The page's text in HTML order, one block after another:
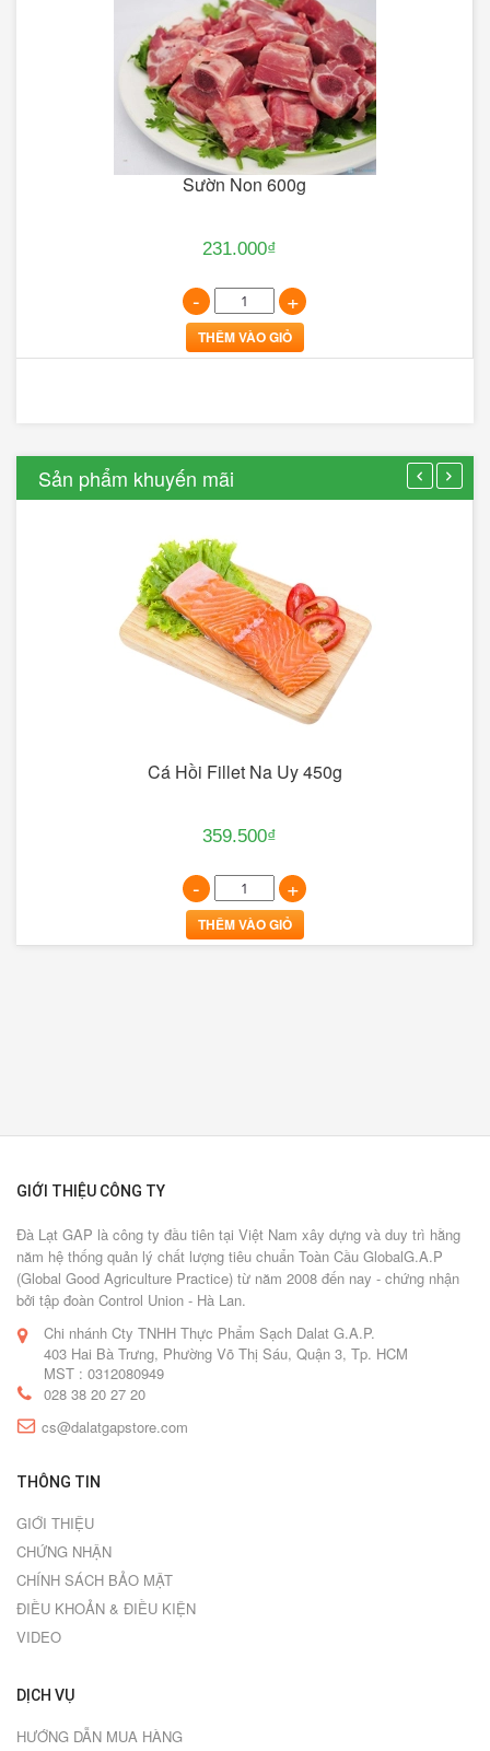
Sườn Non 600g
231.000₫
- +
THÊM VÀO GIỎ
Sản phẩm khuyến mãi
Cá Hồi Fillet Na Uy 450g
359.500₫
- +
THÊM VÀO GIỎ
GIỚI THIỆU CÔNG TY
Đà Lạt GAP là công ty đầu tiên tại Việt Nam xây dựng và duy trì hằng
năm hệ thống quản lý chất lượng tiêu chuẩn Toàn Cầu GlobalG.A.P
(Global Good Agriculture Practice) từ năm 2008 đến nay - chứng nhận
bởi tập đoàn Control Union - Hà Lan.
Chi nhánh Cty TNHH Thực Phẩm Sạch Dalat G.A.P.
403 Hai Bà Trưng, Phường Võ Thị Sáu, Quận 3, Tp. HCM
MST : 0312080949
028 38 20 27 20
cs@dalatgapstore.com
THÔNG TIN
GIỚI THIỆU
CHỨNG NHẬN
CHÍNH SÁCH BẢO MẬT
ĐIỀU KHOẢN & ĐIỀU KIỆN
VIDEO
DỊCH VỤ
HƯỚNG DẪN MUA HÀNG